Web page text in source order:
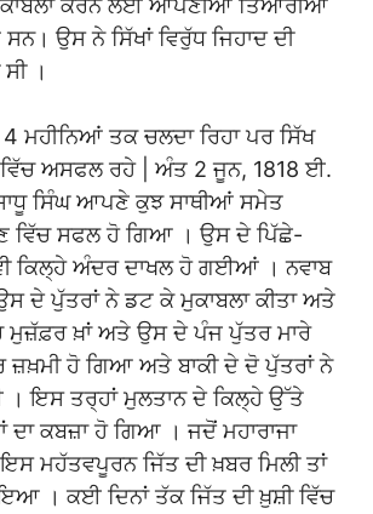
ਕਰਨ ਲਈ ਆਪਣੀਆਂ ਤਿਆਰੀਆਂ
ਉਸ ਨੇ ਸਿੱਖਾਂ ਵਿਰੁੱਧ ਜਿਹਾਦ ਦੀ
।
4 ਮਹੀਨਿਆਂ ਤਕ ਚਲਦਾ ਰਿਹਾ ਪਰ ਸਿੱਖ
ਅਸਫਲ ਰਹੇ | ਅੰਤ 2 ਜੂਨ, 1818 ਈ.
ਸਿੰਘ ਆਪਣੇ ਕੁਝ ਸਾਥੀਆਂ ਸਮੇਤ
ਵਿੱਚ ਸਫਲ ਹੋ ਗਿਆ । ਉਸ ਦੇ ਪਿੱਛੇ-
ਕਿਲ੍ਹੇ ਅੰਦਰ ਦਾਖਲ ਹੋ ਗਈਆਂ । ਨਵਾਬ
ਦੇ ਪੁੱਤਰਾਂ ਨੇ ਡਟ ਕੇ ਮੁਕਾਬਲਾ ਕੀਤਾ ਅਤੇ
ਮੁਜ਼ੱਫ਼ਰ ਖ਼ਾਂ ਅਤੇ ਉਸ ਦੇ ਪੰਜ ਪੁੱਤਰ ਮਾਰੇ
ਜ਼ਖ਼ਮੀ ਹੋ ਗਿਆ ਅਤੇ ਬਾਕੀ ਦੇ ਦੋ ਪੁੱਤਰਾਂ ਨੇ
ਇਸ ਤਰ੍ਹਾਂ ਮੁਲਤਾਨ ਦੇ ਕਿਲ੍ਹੇ ਉੱਤੇ
ਦਾ ਕਬਜ਼ਾ ਹੋ ਗਿਆ । ਜਦੋਂ ਮਹਾਰਾਜਾ
ਮਹੱਤਵਪੂਰਨ ਜਿੱਤ ਦੀ ਖ਼ਬਰ ਮਿਲੀ ਤਾਂ
। ਕਈ ਦਿਨਾਂ ਤੱਕ ਜਿੱਤ ਦੀ ਖ਼ੁਸ਼ੀ ਵਿੱਚ